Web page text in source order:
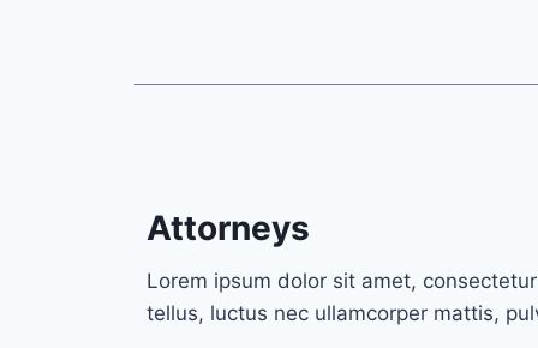
Attorneys
Lorem ipsum dolor sit amet,
tellus, luctus nec ullamcorper mattis,